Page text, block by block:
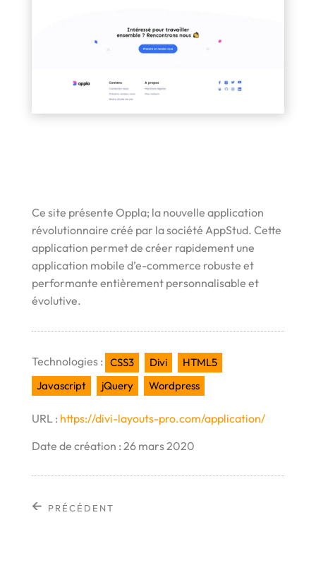
Ce site présente Oppla; la nouvelle application
révolutionnaire créé par la société AppStud. Cette
application permet de créer rapidement une
application mobile d’e-commerce robuste et
performante entièrement personnalisable et
évolutive.
Technologies : CSS3 Divi
HTML5
Javascript
jQuery Wordpress
https://divi-layouts-pro.com/application/
Date de création : 26 mars 2020
← PRÉCÉDENT